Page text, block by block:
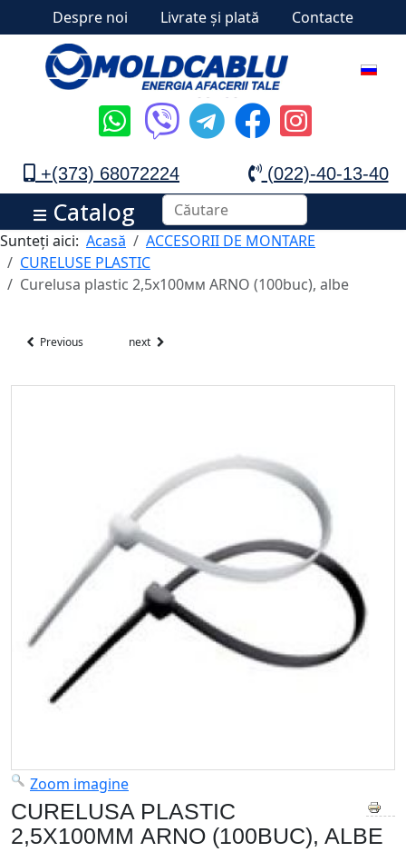
Despre noi Livrate și plată Contacte
+(373) 68072224 (022)-40-13-40
Catalog
Sunteți aici: Acasă
ACCESORII DE MONTARE
CURELUSE PLASTIC
Curelusa plastic 2,5х100мм ARNO (100buc), albe
Previous next
Zoom imagine
CURELUSA PLASTIC
2,5Х100ММ ARNO (100BUC), ALBE